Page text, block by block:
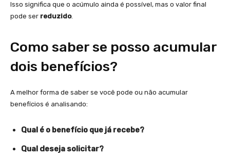
Isso significa que o acúmulo ainda é possível, mas o valor final
pode ser reduzido.
Como saber se posso acumular
dois benefícios?
A melhor forma de saber se você pode ou não acumular
benefícios é analisando:
Qual é o benefício que já recebe?
Qual deseja solicitar?